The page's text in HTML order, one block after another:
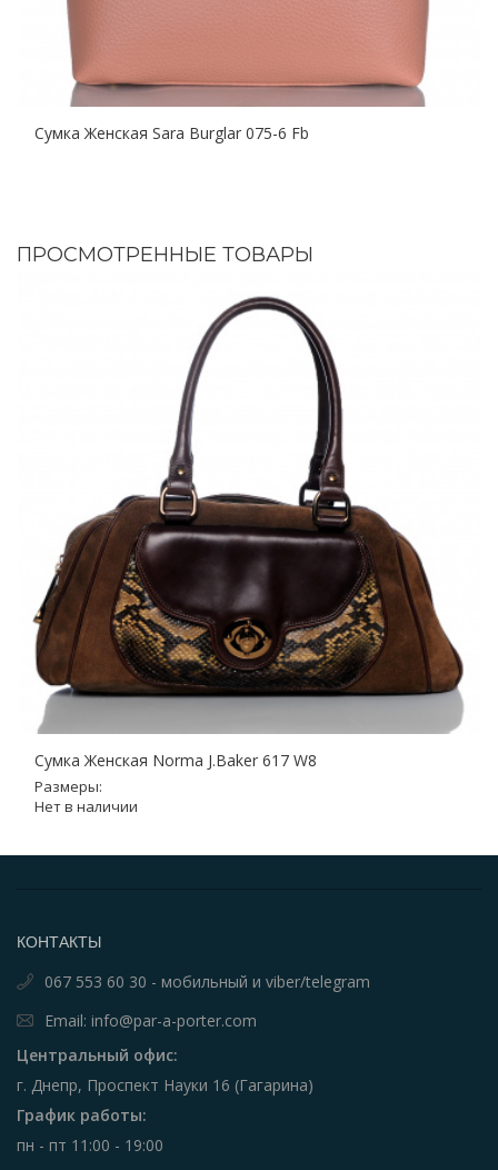
Сумка Женская Sara Burglar 075-6 Fb
ПРОСМОТРЕННЫЕ ТОВАРЫ
Сумка Женская Norma J.Baker 617 W8
Размеры:
Нет в наличии
КОНТАКТЫ
067 553 60 30 - мобильный и viber/telegram
Email: info@par-a-porter.com
Центральный офис:
г. Днепр, Проспект Науки 16 (Гагарина)
График работы:
пн - пт 11:00 - 19:00